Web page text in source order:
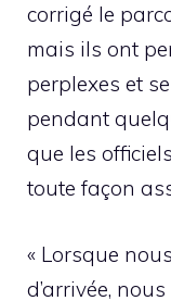
corrigé le
mais ils ont
perplexes et
pendant
que les
toute façon
« Lorsque
d’arrivée,